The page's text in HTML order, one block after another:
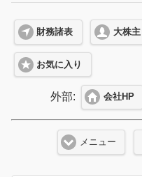
財務諸表 大株主
お気に入り
外部: 会社HP
メニュー